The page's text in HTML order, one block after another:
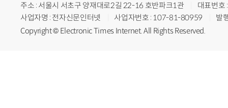
주소 : 서울시 서초구 양재대로2길 22-16 호반파크1관
대표번
사업자명 : 전자신문인터넷
사업자번호 : 107-81-80959
발
Copyright © Electronic Times Internet. All Rights Reserved.